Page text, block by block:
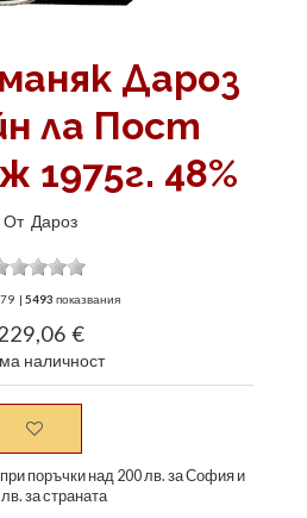
Дароз
ла Пост
1975г. 48%
От Дароз
| 5493 показвания
€
наличност
поръчки над 200 лв. за София и
за страната